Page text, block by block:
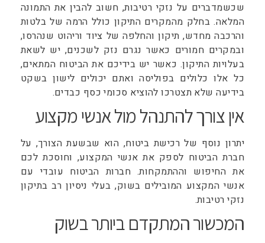
שכשמדברים על נזקי רטיבות, חשוב להבין את התמונה
המלאה. בחלק מהמקרים התיקון כולל הרמה של בלטות
והרכבה מחדש, תיקון והחלפה של ציוד וריהוט שנהרסו,
ובמקרים חמורים כאשר נגרם נזק לשכנים, יש לשאת
בעלויות התיקון. כאשר יש בידיכם את הביטוח המתאים,
כל אלו כלולים בפוליסה ואתם יכולים לישון בשקט
בידיעה שלא תצטרכו להוציא סכומי כסף כבדים.
אין צורך להתנהל מול אנשי מקצוע
יתרון נוסף של רכישת ביטוח, הוא שבשעת הצורך, על
חברת הביטוח לספק את אנשי המקצוע, וחוסכת לכם
את החיפוש וההתמקחות. חברות הביטוח עובדי עם
אנשי המקצוע המובילים בשוק, בעלי ניסיון רב בתיקון
נזקי רטיבות.
המכשור המתקדם ביותר בשוק